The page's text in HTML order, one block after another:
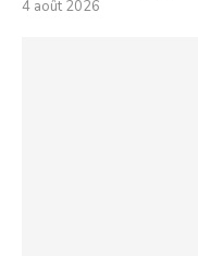
4 août 2026